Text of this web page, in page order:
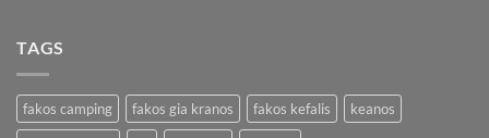
TAGS
fakos camping fakos gia kranos fakos kefalis
keanos